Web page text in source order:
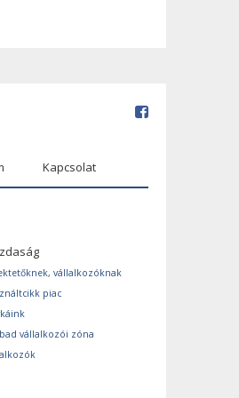
Kapcsolat
vállalkozóknak
piac
vállalkozói zóna